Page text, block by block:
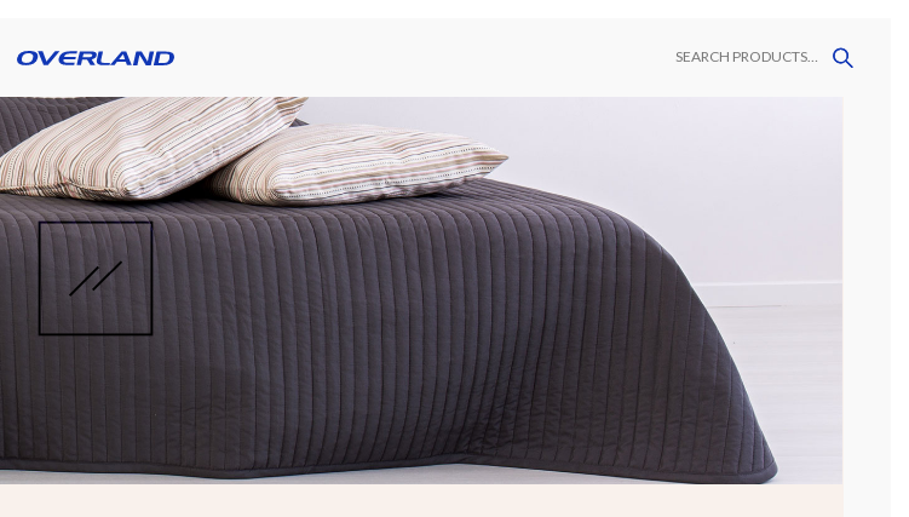
PRODUCTOS CATÁLOGOS DISTRIBUIDORES
GRIFERÍAS LAMPARAS LAVAMANOS MEGAFORMATOS
PIEZAS
PORCELANATO VINIL